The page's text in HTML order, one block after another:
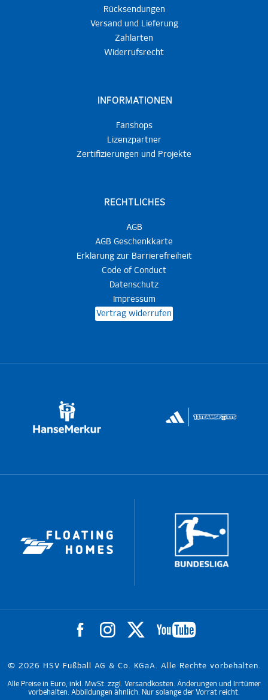
Rücksendungen
Versand und Lieferung
Zahlarten
Widerrufsrecht
INFORMATIONEN
Fanshops
Lizenzpartner
Zertifizierungen und Projekte
RECHTLICHES
AGB
AGB Geschenkkarte
Erklärung zur Barrierefreiheit
Code of Conduct
Datenschutz
Impressum
Vertrag widerrufen
© 2026 HSV Fußball AG & Co. KGaA. Alle Rechte vorbehalten.
Alle Preise in Euro, inkl. MwSt. zzgl. Versandkosten. Änderungen und Irrtümer
vorbehalten. Abbildungen ähnlich. Nur solange der Vorrat reicht.